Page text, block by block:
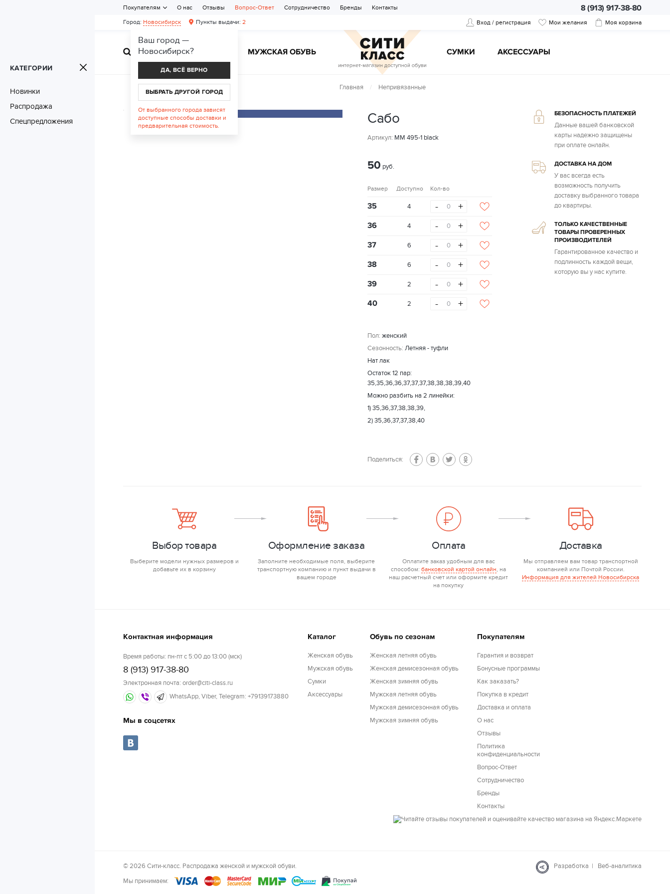
Вход / регистрация Мои желания Моя корзина
ЖЕНСКАЯ ОБУВЬ МУЖСКАЯ ОБУВЬ CУМКИ АКСЕССУАРЫ
Город: Новосибирск Пункты выдачи: 2
8 (913) 917-38-80
Покупателям О нас Отзывы Вопрос-Ответ Сотрудничество Бренды Контакты
КАТЕГОРИИ
Новинки
Распродажа
Спецпредложения
Главная Непривязанные
Сабо
Артикул: MM 495-1 black
50 руб.
Размер Доступно Кол-во
35 4 - +
36 4 - +
37 6 - +
38 6 - +
39 2 - +
40 2 - +
Пол: женский
Сезонность: Летняя - туфли
Нат лак
Остаток 12 пар:
35,35,36,36,37,37,37,38,38,38,39,40
Можно разбить на 2 линейки:
1) 35,36,37,38,38,39,
2) 35,36,37,37,38,40
Поделиться:
БЕЗОПАСНОСТЬ ПЛАТЕЖЕЙ
Данные вашей банковской
карты надежно защищены
при оплате онлайн.
ДОСТАВКА НА ДОМ
У вас всегда есть
возможность получить
доставку выбранного товара
до квартиры.
ТОЛЬКО КАЧЕСТВЕННЫЕ
ТОВАРЫ ПРОВЕРЕННЫХ
ПРОИЗВОДИТЕЛЕЙ
Гарантированное качество и
подлинность каждой вещи,
которую вы у нас купите.
Выбор товара
Выберите модели нужных размеров и
добавьте их в корзину
Оформление заказа
Заполните необходимые поля, выберите
транспортную компанию и пункт выдачи в
вашем городе
Оплата
Оплатите заказ удобным для вас
способом: банковской картой онлайн , на
наш расчетный счет или оформите кредит
на покупку
Доставка
Мы отправляем вам товар транспортной
компанией или Почтой России.
Информация для жителей Новосибирска
Контактная информация
Время работы: пн-пт с 5:00 до 13:00 (мск)
8 (913) 917-38-80
Электронная почта: order@citi-class.ru
WhatsApp, Viber, Telegram: +79139173880
Мы в соцсетях
Каталог
Женская обувь
Мужская обувь
Cумки
Аксессуары
Обувь по сезонам
Женская летняя обувь
Женская демисезонная обувь
Женская зимняя обувь
Мужская летняя обувь
Мужская демисезонная обувь
Мужская зимняя обувь
Покупателям
Гарантия и возврат
Бонусные программы
Как заказать?
Покупка в кредит
Доставка и оплата
О нас
Отзывы
Политика
конфиденциальности
Вопрос-Ответ
Сотрудничество
Бренды
Контакты
© 2026 Сити-класс. Распродажа женской и мужской обуви.
Мы принимаем:
Разработка | Веб-аналитика
Ваш город —
Новосибирск?
ДА, ВСЁ ВЕРНО
ВЫБРАТЬ ДРУГОЙ ГОРОД
От выбранного города зависят
доступные способы доставки и
предварительная стоимость.